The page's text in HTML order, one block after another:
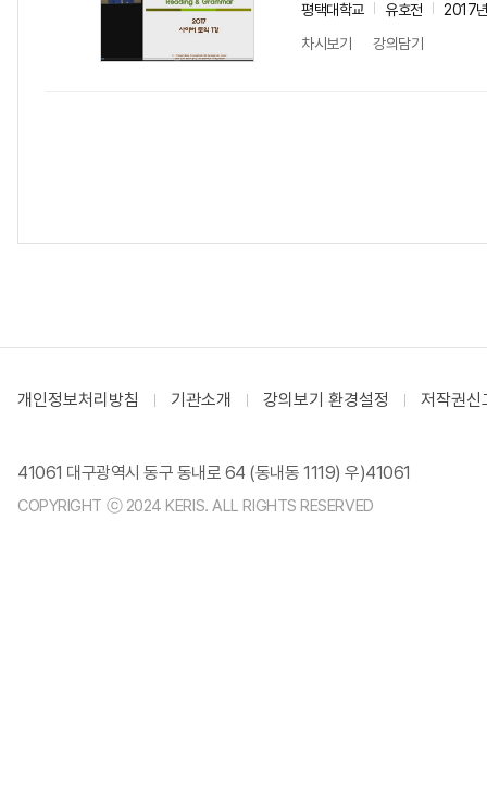
평택대학교 유호전
2017
차시보기
강의담기
개인정보처리방침 기관소개 강의보기 환경설정 저작권신
41061 대구광역시 동구 동내로 64 (동내동 1119) 우)41061
COPYRIGHT ⓒ 2024 KERIS. ALL RIGHTS RESERVED